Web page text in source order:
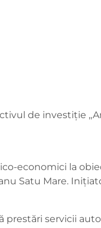
de investiție
economici la
Satu Mare.
servicii